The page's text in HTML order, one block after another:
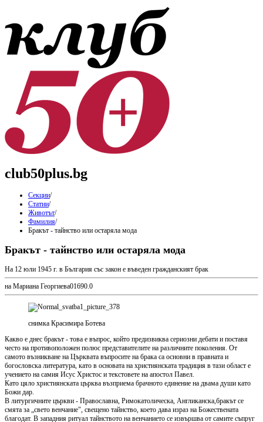
club50plus.bg
Секции/
Статии/
Животът/
Фамилия/
Бракът - тайнство или остаряла мода
Бракът - тайнство или остаряла мода
На 12 юли 1945 г. в България със закон е въведен гражданският брак
на Мариана Георгиева01690.0
снимка Красимира Ботева
Какво е днес бракът - това е въпрос, който предизвиква сериозни дебати и поставя
често на противоположен полюс представителите на различните поколения. От
самото възникване на Църквата въпросите на брака са основни в правната и
богословска литература, като в основата на християнската традиция в тази област е
учението на самия Исус Христос и текстовете на апостол Павел.
Като цяло християнската църква възприема брачното единение на двама души като
Божи дар.
В литургичните църкви - Православна, Римокатолическа, Англиканска,бракът се
смята за „свето венчание", свещено тайнство, което дава израз на Божествената
благодат. В западния ритуал тайнството на венчанието се извършва от самите съпруг